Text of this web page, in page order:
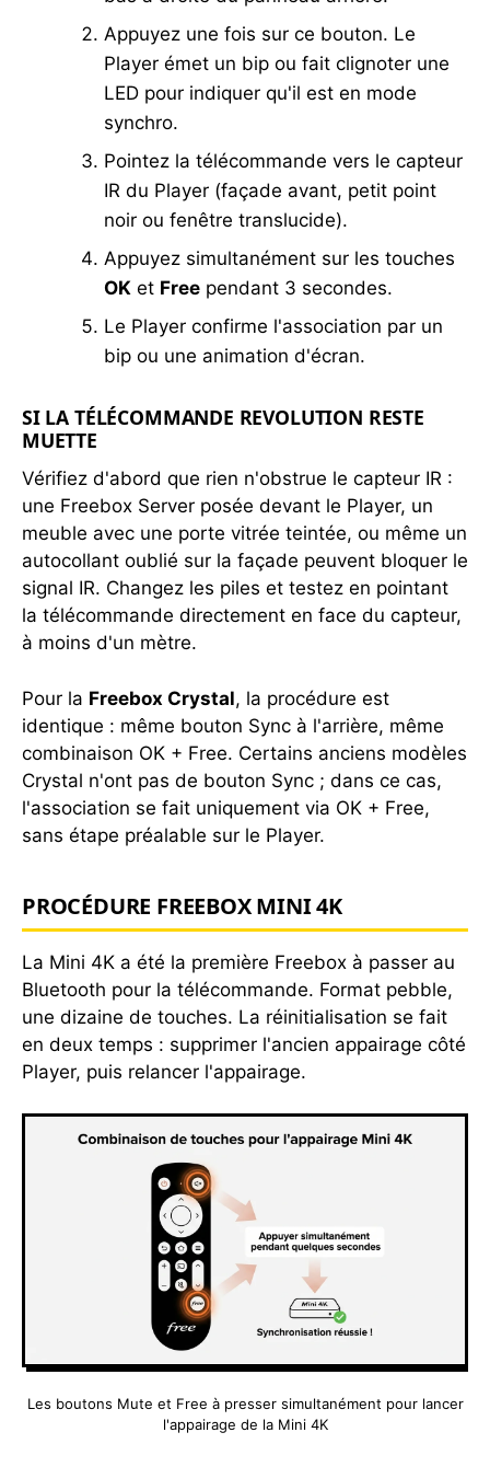
Appuyez une fois sur ce bouton. Le
Player émet un bip ou fait clignoter une
LED pour indiquer qu'il est en mode
synchro.
Pointez la télécommande vers le capteur
IR du Player (façade avant, petit point
noir ou fenêtre translucide).
Appuyez simultanément sur les touches
OK et Free pendant 3 secondes.
Le Player confirme l'association par un
bip ou une animation d'écran.
SI LA TÉLÉCOMMANDE REVOLUTION RESTE
MUETTE
Vérifiez d'abord que rien n'obstrue le capteur IR :
une Freebox Server posée devant le Player, un
meuble avec une porte vitrée teintée, ou même un
autocollant oublié sur la façade peuvent bloquer le
signal IR. Changez les piles et testez en pointant
la télécommande directement en face du capteur,
à moins d'un mètre.
Pour la Freebox Crystal, la procédure est
identique : même bouton Sync à l'arrière, même
combinaison OK + Free. Certains anciens modèles
Crystal n'ont pas de bouton Sync ; dans ce cas,
l'association se fait uniquement via OK + Free,
sans étape préalable sur le Player.
PROCÉDURE FREEBOX MINI 4K
La Mini 4K a été la première Freebox à passer au
Bluetooth pour la télécommande. Format pebble,
une dizaine de touches. La réinitialisation se fait
en deux temps : supprimer l'ancien appairage côté
Player, puis relancer l'appairage.
Les boutons Mute et Free à presser simultanément pour lancer
l'appairage de la Mini 4K